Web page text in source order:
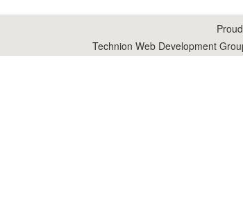
Technion Web Development